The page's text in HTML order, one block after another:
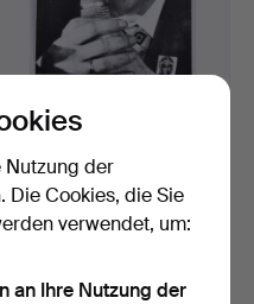
LECH WALESA. signiertes
Foto.
1 Gebot
32 USD
Nutzung der
Cookies, die Sie
verwendet, um:
an Ihre Nutzung der